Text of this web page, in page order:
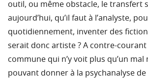
outil, ou même obstacle, le transfert
aujourd’hui, qu’il faut à l’analyste,
quotidiennement, inventer des
serait donc artiste ? A contre-courant
commune qui n’y voit plus qu’un mal
pouvant donner à la psychanalyse